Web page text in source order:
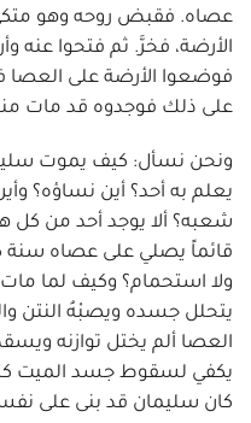
عصاه. فقبض روحه وهو متكئ
الأرضة، فخرَّ. ثم فتحوا عنه
فوضعوا الأرضة على العصا
على ذلك فوجدوه قد مات
ونحن نسأل: كيف يموت
يعلم به أحد؟ أين نساؤه؟
شعبه؟ ألا يوجد أحد من كل
قائماً يصلي على عصاه سنة
ولا استحمام؟ وكيف لما
يتحلل جسده ويصبْهُ النتن
العصا ألم يختل توازنه
يكفي لسقوط جسد الميت
كان سليمان قد بنى على